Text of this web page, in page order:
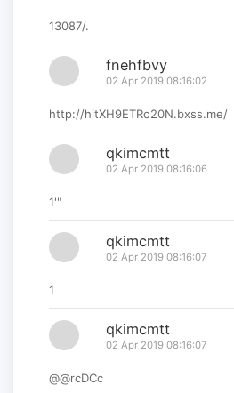
13087/.
fnehfbvy
02 Apr 2019 08:16:02
http://hitXH9ETRo20N.bxss.me/
qkimcmtt
02 Apr 2019 08:16:06
1'"
qkimcmtt
02 Apr 2019 08:16:07
1
qkimcmtt
02 Apr 2019 08:16:07
@@rcDCc